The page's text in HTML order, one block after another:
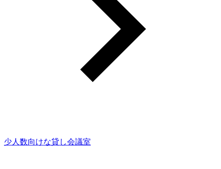
少人数向けな貸し会議室